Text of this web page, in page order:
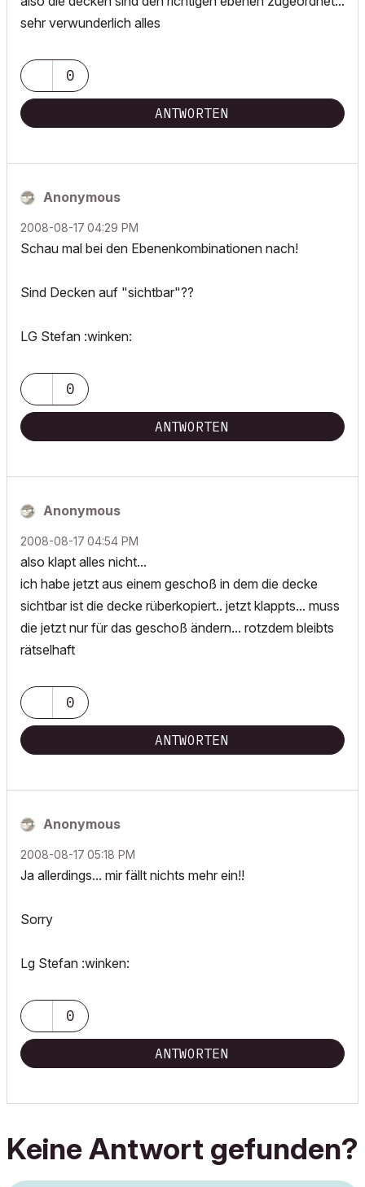
sehr verwunderlich alles
0
ANTWORTEN
Anonymous
‎2008-08-17 04:29 PM
Schau mal bei den Ebenenkombinationen nach!
Sind Decken auf "sichtbar"??
LG Stefan :winken:
0
ANTWORTEN
Anonymous
‎2008-08-17 04:54 PM
also klapt alles nicht...
ich habe jetzt aus einem geschoß in dem die decke
sichtbar ist die decke rüberkopiert.. jetzt klappts... muss
die jetzt nur für das geschoß ändern... rotzdem bleibts
rätselhaft
0
ANTWORTEN
Anonymous
‎2008-08-17 05:18 PM
Ja allerdings... mir fällt nichts mehr ein!!
Sorry
Lg Stefan :winken:
0
ANTWORTEN
Keine Antwort gefunden?